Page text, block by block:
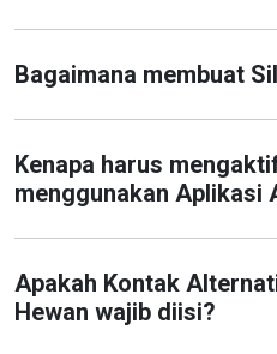
Bagaimana membuat
Kenapa harus
menggunakan Aplikasi
Apakah Kontak
Hewan wajib diisi?